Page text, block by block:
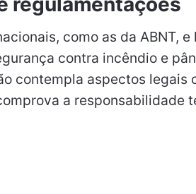
como as da ABNT, e
contra incêndio e
contempla aspectos legais
a responsabilidade